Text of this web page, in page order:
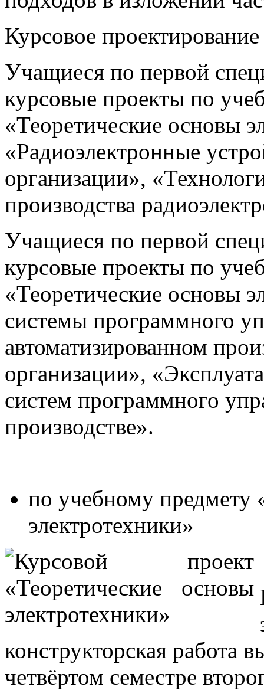
Курсовое
Учащиеся по первой
курсовые проекты по
«Теоретические основы
«Радиоэлектронные
организации»,
производства
Учащиеся по первой
курсовые проекты по
«Теоретические основы
системы программного
автоматизированном
организации»,
систем программного
производстве».
по учебному предмету
электротехники»
конструкторская работа
четвёртом семестре